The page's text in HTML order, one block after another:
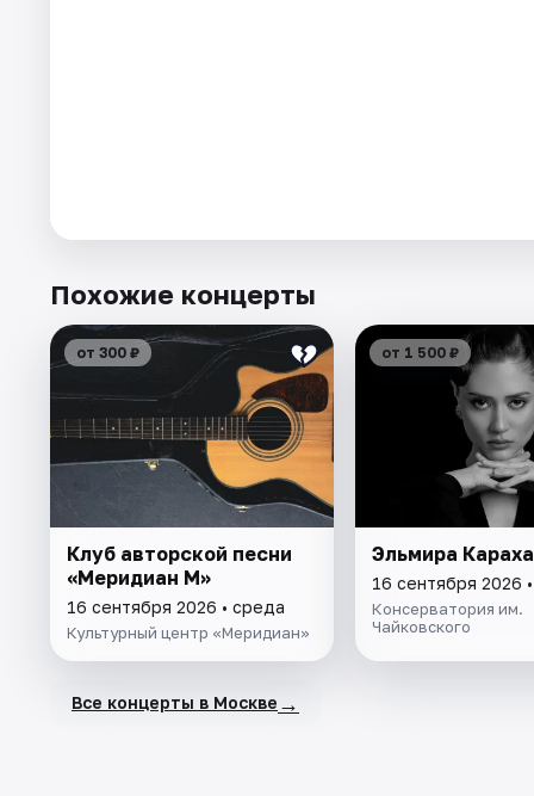
Похожие концерты
от 300 ₽
Клуб авторской песни
«Меридиан М»
16 сентября 2026 • среда
Культурный центр «Меридиан»
от 1 500 ₽
Эльмира
16 сентября 2026
Консерватория им.
Чайковского
Все концерты в Москве →